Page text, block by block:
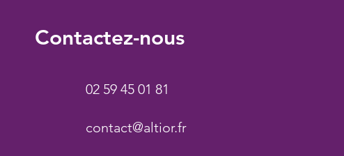
Contactez-nous
02 59 45 01 81
contact@altior.fr